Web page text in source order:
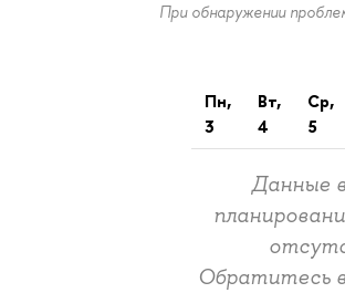
При обнаружении
пн,
3
вт,
4
ср,
5
Данные
Обратитесь